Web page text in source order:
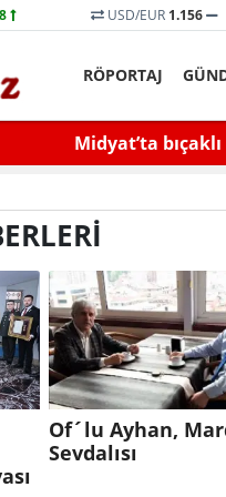
USD/EUR 1.156
RÖPORTAJ
Midyat’ta
Of´lu Ayhan,
Sevdalısı